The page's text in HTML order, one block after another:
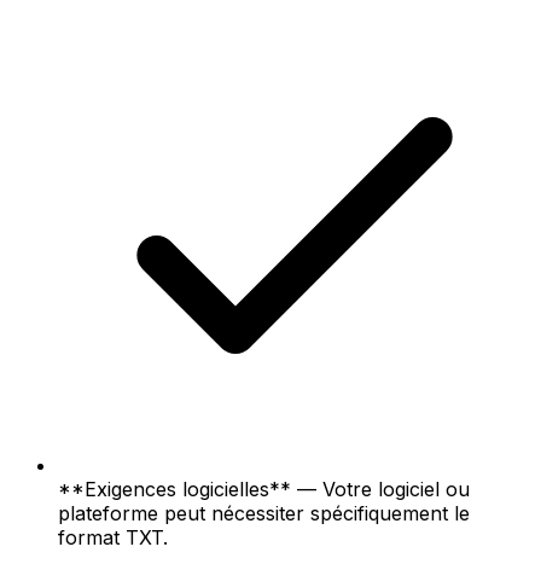
**Exigences logicielles** — Votre logiciel ou
plateforme peut nécessiter spécifiquement le
format TXT.